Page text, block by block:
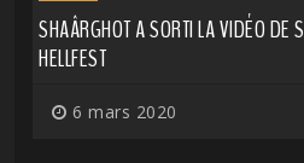
SHAÂRGHOT A SORTI LA VIDÉO DE
HELLFEST
6 mars 2020